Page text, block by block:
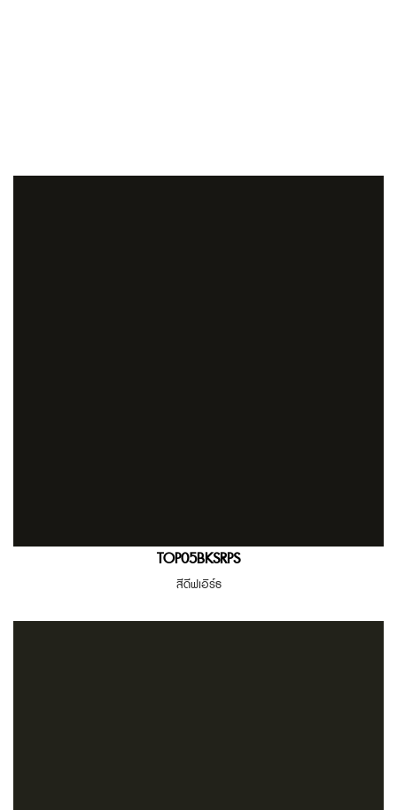
TOP05BKSRPS
สีดีฟเอิร์ธ